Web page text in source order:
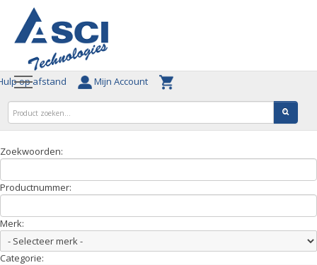
op afstand Mijn Account
Zoekwoorden:
Productnummer:
Merk:
Categorie: